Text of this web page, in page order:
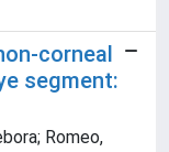
corneal
segment:
Romeo,